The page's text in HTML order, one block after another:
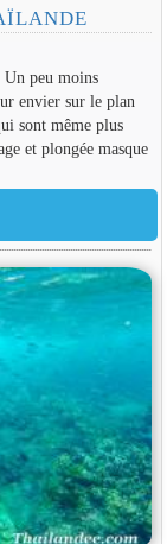
peu moins
envier sur le plan
sont même plus
et plongée masque